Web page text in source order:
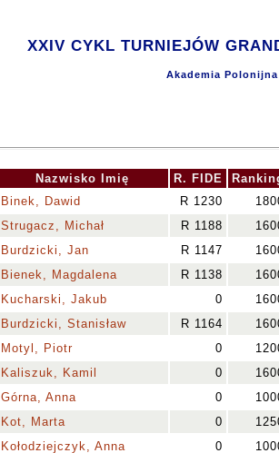
XXIV CYKL TURNIEJÓW
Akademia
Nazwisko Imię R. FIDE
Binek, Dawid R 1230
Strugacz, Michał R 1188
Burdzicki, Jan R 1147
Bienek, Magdalena R 1138
Kucharski, Jakub 0
Burdzicki, Stanisław R 1164
Motyl, Piotr 0
Kaliszuk, Kamil 0
Górna, Anna 0
Kot, Marta 0
Kołodziejczyk, Anna 0